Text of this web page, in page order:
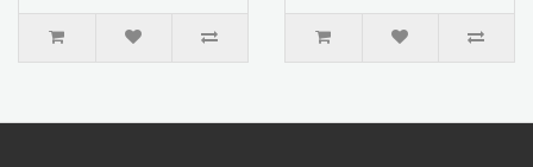
renklerd..